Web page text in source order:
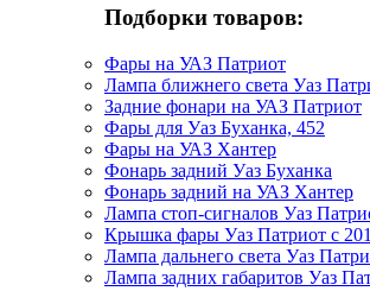
Подборки товаров:
Фары на УАЗ Патриот
Лампа ближнего света Уаз
Задние фонари на УАЗ Патриот
Фары для Уаз Буханка, 452
Фары на УАЗ Хантер
Фонарь задний Уаз Буханка
Фонарь задний на УАЗ Хантер
Лампа стоп-сигналов Уаз
Крышка фары Уаз Патриот с
Лампа дальнего света Уаз
Лампа задних габаритов Уаз